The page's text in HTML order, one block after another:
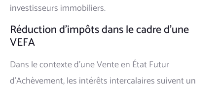
investisseurs immobiliers.
Réduction d'impôts dans le cadre d'une
VEFA
Dans le contexte d'une Vente en État Futur
d'Achèvement, les intérêts intercalaires suivent un